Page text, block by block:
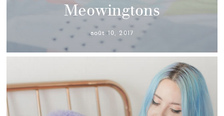
Meowingtons
août 10, 2017